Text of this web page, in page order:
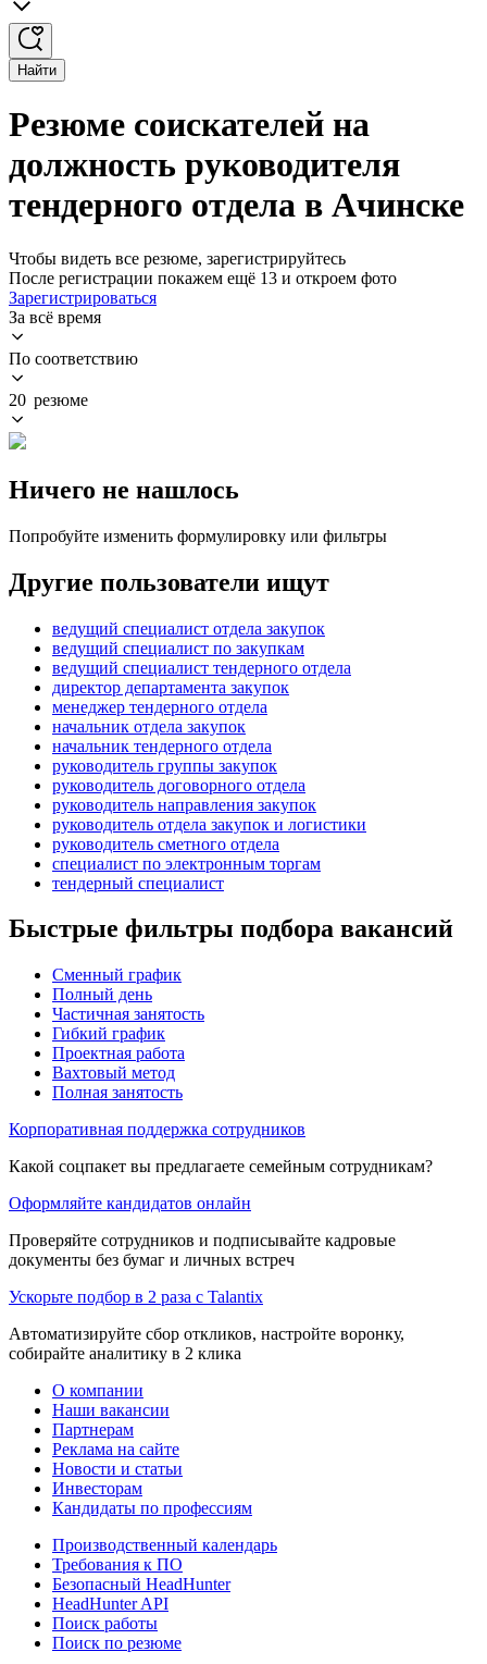
Найти
Резюме соискателей на
должность руководителя
тендерного отдела в Ачинске
Чтобы видеть все резюме, зарегистрируйтесь
После регистрации покажем ещё 13 и откроем фото
Зарегистрироваться
За всё время
По соответствию
20 резюме
Ничего не нашлось
Попробуйте изменить формулировку или фильтры
Другие пользователи ищут
ведущий специалист отдела закупок
ведущий специалист по закупкам
ведущий специалист тендерного отдела
директор департамента закупок
менеджер тендерного отдела
начальник отдела закупок
начальник тендерного отдела
руководитель группы закупок
руководитель договорного отдела
руководитель направления закупок
руководитель отдела закупок и логистики
руководитель сметного отдела
специалист по электронным торгам
тендерный специалист
Быстрые фильтры подбора вакансий
Сменный график
Полный день
Частичная занятость
Гибкий график
Проектная работа
Вахтовый метод
Полная занятость
Корпоративная поддержка сотрудников
Какой соцпакет вы предлагаете семейным сотрудникам?
Оформляйте кандидатов онлайн
Проверяйте сотрудников и подписывайте кадровые
документы без бумаг и личных встреч
Ускорьте подбор в 2 раза с Talantix
Автоматизируйте сбор откликов, настройте воронку,
собирайте аналитику в 2 клика
О компании
Наши вакансии
Партнерам
Реклама на сайте
Новости и статьи
Инвесторам
Кандидаты по профессиям
Производственный календарь
Требования к ПО
Безопасный HeadHunter
HeadHunter API
Поиск работы
Поиск по резюме